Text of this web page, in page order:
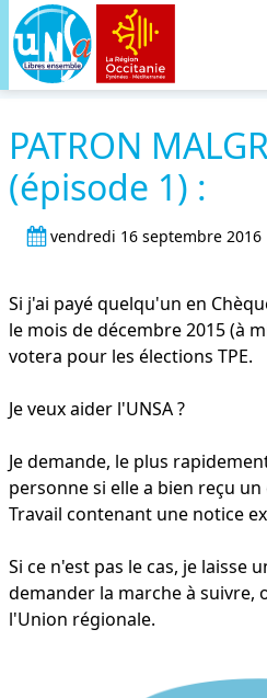
PATRON
(épisode 1) :
vendredi 16 septembre 2016
Si j'ai payé quelqu'un en
le mois de décembre 2015 (à
votera pour les élections TPE.
Je veux aider l'UNSA ?
Je demande, le plus
personne si elle a bien reçu
Travail contenant une notice
Si ce n'est pas le cas, je laisse
demander la marche à suivre,
l'Union régionale.